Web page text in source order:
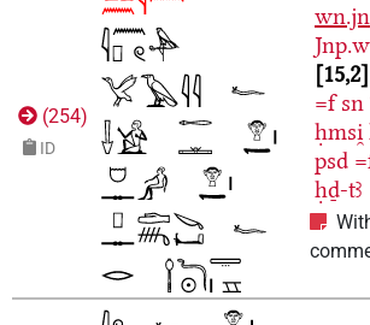
(254)
ID
wn.jn
Jnp.w
15,2
=f sn
ḥmsi̯
psd
ḥḏ-tꜣ